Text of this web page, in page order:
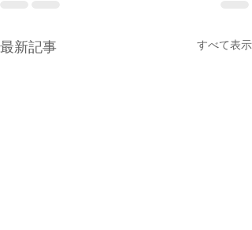
最新記事 すべて表示